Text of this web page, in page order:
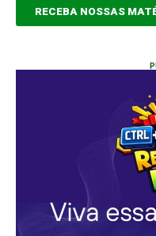
RECEBA NOSSAS